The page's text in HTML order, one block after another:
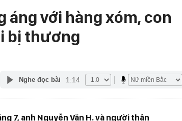
áng với hàng xóm, con
bị thương
Nghe đọc bài 1:14
7, anh Nguyễn Văn H. và người thân